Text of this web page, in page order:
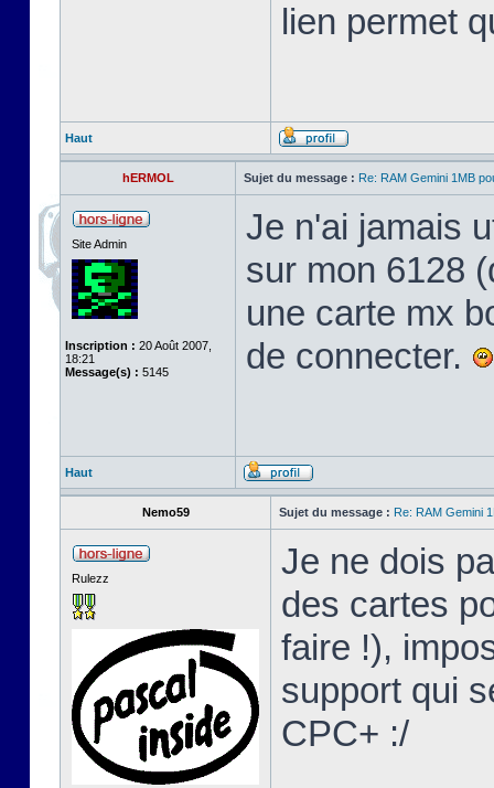
lien permet
Haut
hERMOL Sujet du message : Re: RAM Gemini 1MB
Site Admin
Inscription : 20 Août 2007,
18:21
Message(s) : 5145
Je n'ai jamais
sur mon 6128
une carte mx
de connecter.
Haut
Nemo59 Sujet du message : Re: RAM Gemini
Rulezz
Je ne dois
des cartes
faire !),
support qui
CPC+ :/